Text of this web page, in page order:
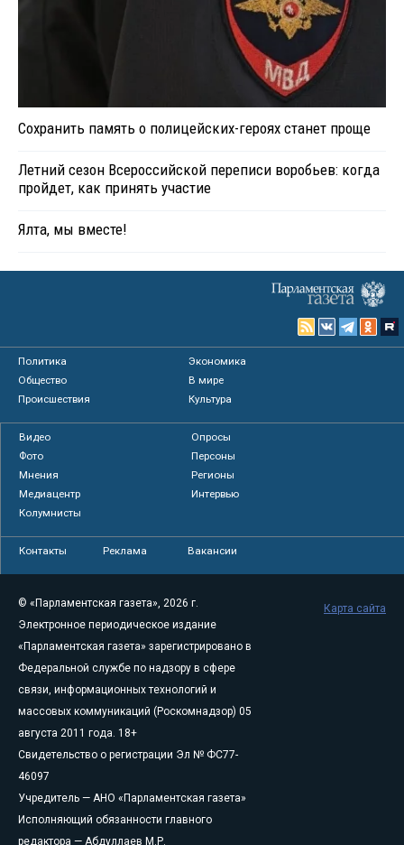
Сохранить память о полицейских-героях станет проще
Летний сезон Всероссийской переписи воробьев: когда
пройдет, как принять участие
Ялта, мы вместе!
Политика
Экономика
Общество
В мире
Происшествия
Культура
Видео
Опросы
Фото
Персоны
Мнения
Регионы
Медиацентр
Интервью
Колумнисты
Контакты Реклама Вакансии
© «Парламентская газета», 2026 г.
Электронное периодическое издание
«Парламентская газета» зарегистрировано в
Федеральной службе по надзору в сфере
связи, информационных технологий и
массовых коммуникаций (Роскомнадзор) 05
августа 2011 года. 18+
Свидетельство о регистрации Эл № ФС77-
46097
Учредитель — АНО «Парламентская газета»
Исполняющий обязанности главного
редактора — Абдуллаев М.Р.
Карта сайта